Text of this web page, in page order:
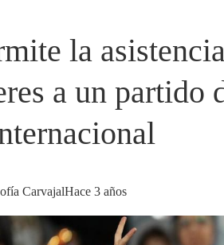
la
a un partido
CarvajalHace 3 años